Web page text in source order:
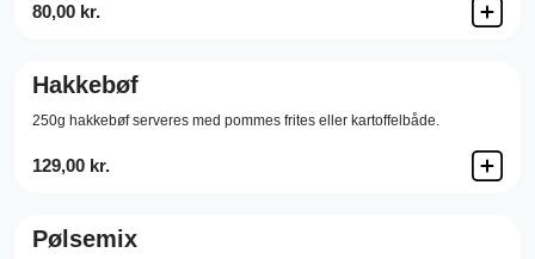
80,00 kr.
Hakkebøf
250g hakkebøf serveres med pommes frites eller kartoffelbåde.
129,00 kr.
Pølsemix